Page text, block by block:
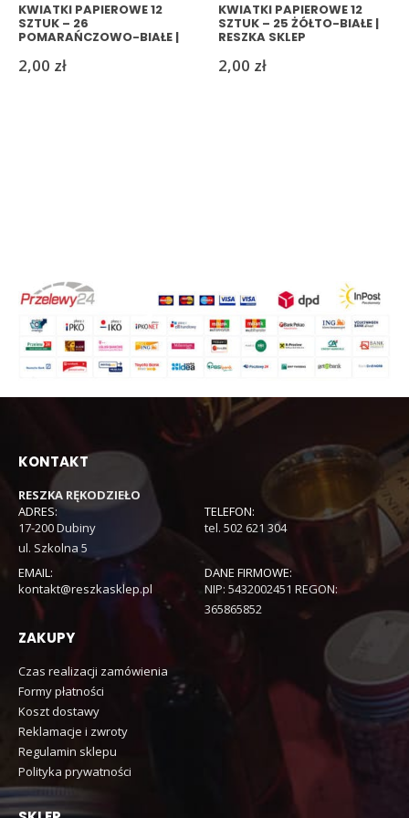
KWIATKI PAPIEROWE 12
SZTUK – 26
POMARAŃCZOWO-BIAŁE |
2,00 zł
KWIATKI PAPIEROWE 12
SZTUK – 25 ŻÓŁTO-BIAŁE |
RESZKA SKLEP
2,00 zł
KONTAKT
RESZKA RĘKODZIEŁO
ADRES:
17-200 Dubiny
ul. Szkolna 5
TELEFON:
tel. 502 621 304
EMAIL:
kontakt@reszkasklep.pl
DANE FIRMOWE:
NIP: 5432002451 REGON:
365865852
ZAKUPY
Czas realizacji zamówienia
Formy płatności
Koszt dostawy
Reklamacje i zwroty
Regulamin sklepu
Polityka prywatności